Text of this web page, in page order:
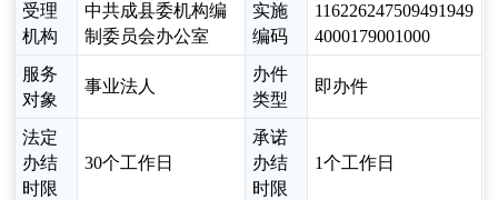
受理
机构
中共成县委机构编
制委员会办公室
实施
编码
116226247509491949
4000179001000
服务
对象
事业法人
办件
类型
即办件
法定
办结
时限
30个工作日
承诺
办结
时限
1个工作日